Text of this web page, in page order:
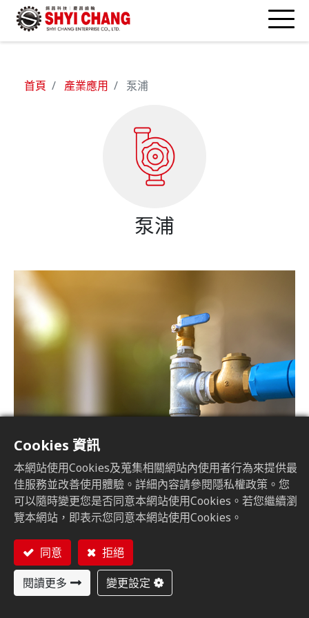
首頁 產業應用 泵浦
泵浦
泵浦是用於移動液體的設備，而齒輪在泵浦的運作中同樣
Cookies 資訊
本網站使用Cookies及蒐集相關網站內使用者行為來提供最
佳服務並改善使用體驗。詳細內容請參閱隱私權政策。您
可以隨時變更您是否同意本網站使用Cookies。若您繼續瀏
覽本網站，即表示您同意本網站使用Cookies。
同意
拒絕
閱讀更多
變更設定